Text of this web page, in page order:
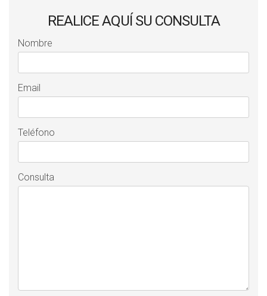
REALICE AQUÍ SU CONSULTA
Nombre
Email
Teléfono
Consulta